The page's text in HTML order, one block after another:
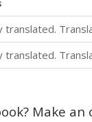
translated.
translated.
Make